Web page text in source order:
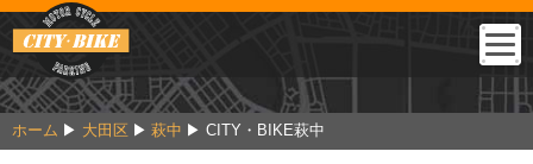
ホーム 大田区 萩中 CITY・BIKE萩中